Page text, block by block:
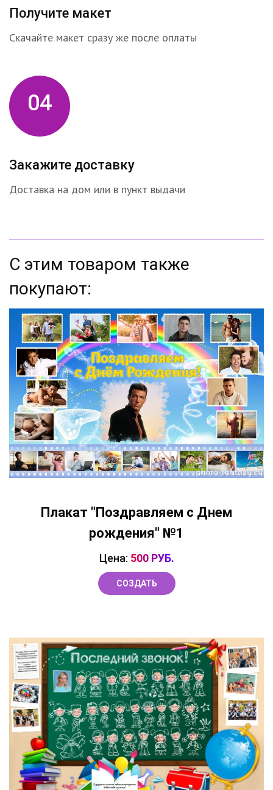
Получите макет
Скачайте макет сразу же после оплаты
04
Закажите доставку
Доставка на дом или в пункт выдачи
С этим товаром также
покупают:
Плакат "Поздравляем с Днем
рождения" №1
Цена: 500 РУБ.
СОЗДАТЬ